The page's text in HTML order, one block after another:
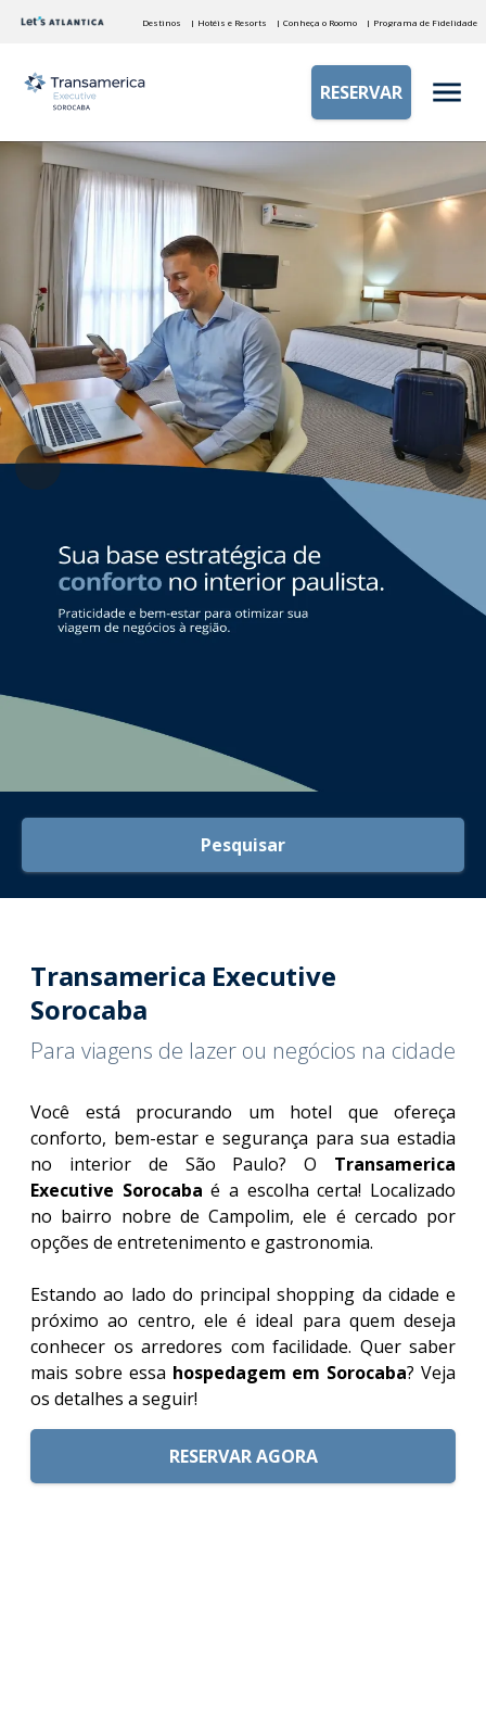
Destinos | Hotéis e Resorts | Conheça o Roomo | Programa de Fidelidade
RESERVAR
Pesquisar
Transamerica Executive
Sorocaba
Para viagens de lazer ou negócios na cidade
Você está procurando um hotel que ofereça
conforto, bem-estar e segurança para sua estadia
no interior de São Paulo? O Transamerica
Executive Sorocaba é a escolha certa! Localizado
no bairro nobre de Campolim, ele é cercado por
opções de entretenimento e gastronomia.
Estando ao lado do principal shopping da cidade e
próximo ao centro, ele é ideal para quem deseja
conhecer os arredores com facilidade. Quer saber
mais sobre essa hospedagem em Sorocaba? Veja
os detalhes a seguir!
RESERVAR AGORA